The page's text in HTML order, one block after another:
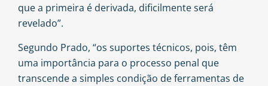
que a primeira é derivada, dificilmente será
revelado”.
Segundo Prado, “os suportes técnicos, pois, têm
uma importância para o processo penal que
transcende a simples condição de ferramentas de